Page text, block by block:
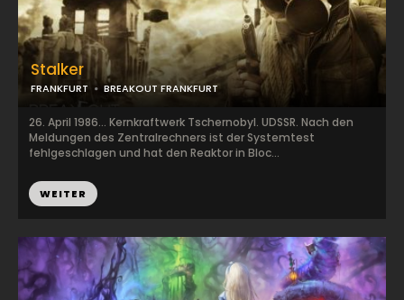
Stalker
FRANKFURT BREAKOUT FRANKFURT
26. April 1986... Kernkraftwerk Tschernobyl. UDSSR. Nach den
Meldungen des Zentralrechners ist der Systemtest
fehlgeschlagen und hat den Reaktor in Bloc...
WEITER